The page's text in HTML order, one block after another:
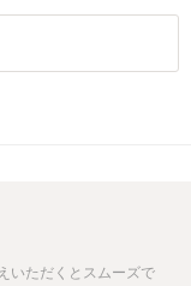
いただくとスムーズで